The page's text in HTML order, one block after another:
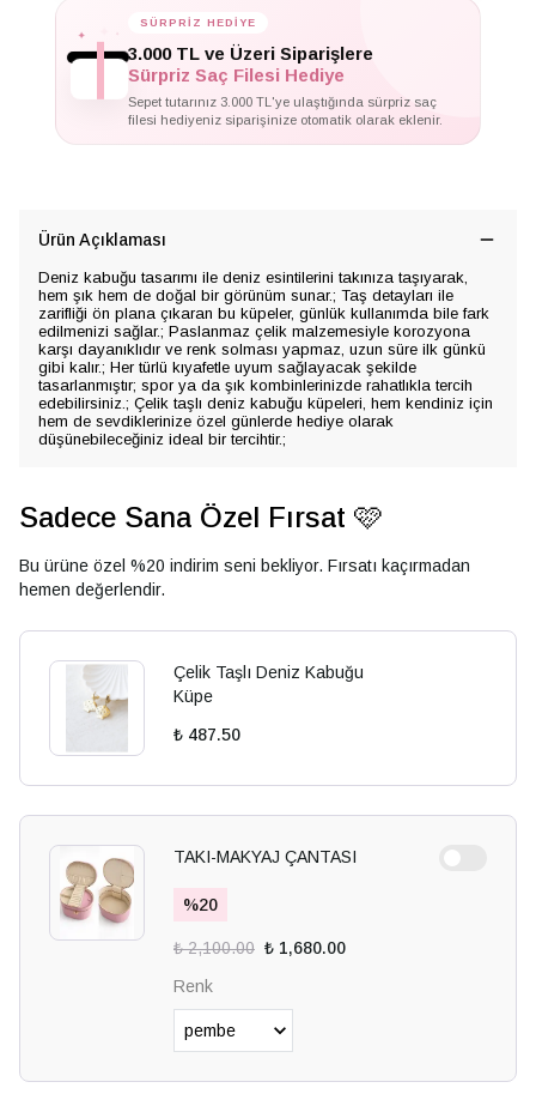
SÜRPRİZ HEDİYE
3.000 TL ve Üzeri Siparişlere
Sürpriz Saç Filesi Hediye
Sepet tutarınız 3.000 TL'ye ulaştığında sürpriz saç
filesi hediyeniz siparişinize otomatik olarak eklenir.
Ürün Açıklaması
Deniz kabuğu tasarımı ile deniz esintilerini takınıza taşıyarak,
hem şık hem de doğal bir görünüm sunar.; Taş detayları ile
zarifliği ön plana çıkaran bu küpeler, günlük kullanımda bile fark
edilmenizi sağlar.; Paslanmaz çelik malzemesiyle korozyona
karşı dayanıklıdır ve renk solması yapmaz, uzun süre ilk günkü
gibi kalır.; Her türlü kıyafetle uyum sağlayacak şekilde
tasarlanmıştır; spor ya da şık kombinlerinizde rahatlıkla tercih
edebilirsiniz.; Çelik taşlı deniz kabuğu küpeleri, hem kendiniz için
hem de sevdiklerinize özel günlerde hediye olarak
düşünebileceğiniz ideal bir tercihtir.;
Sadece Sana Özel Fırsat 🩷
Bu ürüne özel %20 indirim seni bekliyor. Fırsatı kaçırmadan
hemen değerlendir.
Çelik Taşlı Deniz Kabuğu
Küpe
₺ 487.50
TAKI-MAKYAJ ÇANTASI
%20
₺ 2,100.00 ₺ 1,680.00
Renk